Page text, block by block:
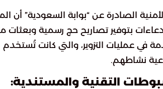
الصادرة عن “بوابة السعودية” أن
بتوفير تصاريح حج رسمية
في عمليات التزوير، والتي كانت
نشاطهم.
التقنية والمستندية: